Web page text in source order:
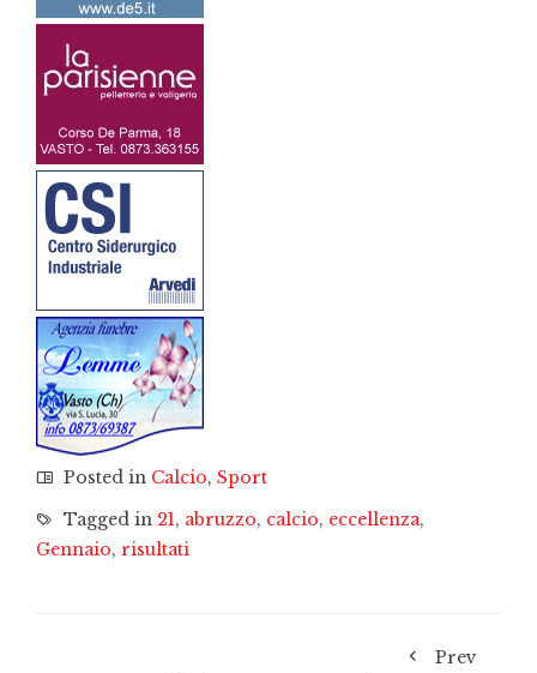
Posted in Calcio, Sport
Tagged in 21, abruzzo, calcio, eccellenza,
Gennaio, risultati
Prev